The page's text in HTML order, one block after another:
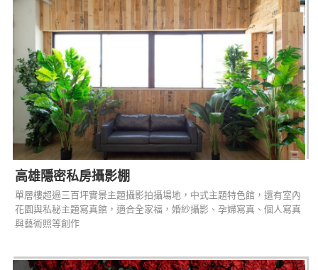
高雄隱密私房攝影棚
單層樓超過三百坪實景主題攝影拍攝場地，中式主題特色館，還有室內
花園與私秘主題寫真館，適合全家福，婚紗攝影、孕婦寫真、個人寫真
與藝術照等創作